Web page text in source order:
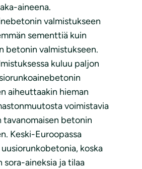
aineena.
valmistukseen
sementtiä kuin
betonin valmistukseen.
kuluu paljon
aiheuttaakin hieman
voimistavia
tavanomaisen betonin
Keski-Euroopassa
koska
sora-aineksia ja tilaa